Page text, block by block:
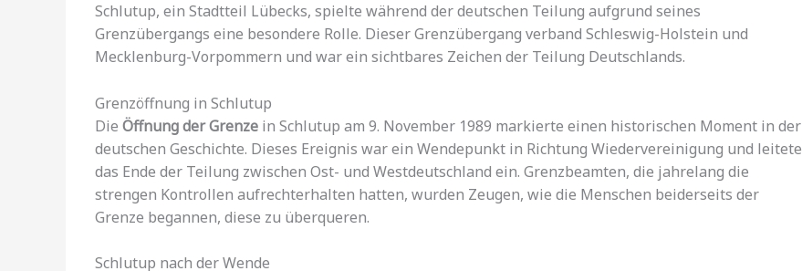
Schlutup, ein Stadtteil Lübecks, spielte während der deutschen Teilung aufgrund seines
Grenzübergangs eine besondere Rolle. Dieser Grenzübergang verband Schleswig-Holstein und
Mecklenburg-Vorpommern und war ein sichtbares Zeichen der Teilung Deutschlands.
Grenzöffnung in Schlutup
Die Öffnung der Grenze in Schlutup am 9. November 1989 markierte einen historischen Moment in der
deutschen Geschichte. Dieses Ereignis war ein Wendepunkt in Richtung Wiedervereinigung und leitete
das Ende der Teilung zwischen Ost- und Westdeutschland ein. Grenzbeamten, die jahrelang die
strengen Kontrollen aufrechterhalten hatten, wurden Zeugen, wie die Menschen beiderseits der
Grenze begannen, diese zu überqueren.
Schlutup nach der Wende